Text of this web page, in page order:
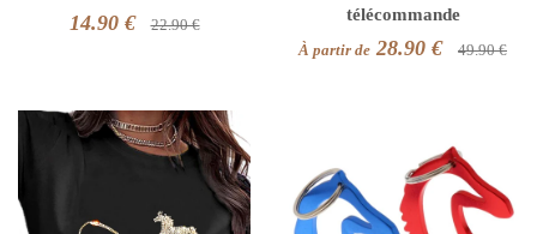
14.90 € 22.90 €
télécommande
À partir de 28.90 € 49.90 €